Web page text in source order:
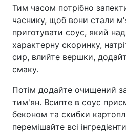
Тим часом потрібно
часнику, щоб вони стали
приготувати соус, який
характерну скоринку,
сир, влийте вершки,
смаку.
Потім додайте очищений
тим'ян. Всипте в соус
беконом та скибки
перемішайте всі